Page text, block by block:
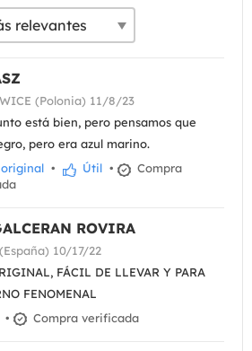
(Polonia) 11/8/23
está bien, pero pensamos que
pero era azul marino.
• Útil •
Compra
ROVIRA
10/17/22
FÁCIL DE LLEVAR Y PARA
FENOMENAL
• Compra verificada